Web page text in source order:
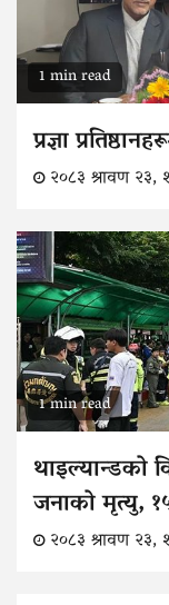
1 min read
प्रज्ञा
२०८३ श्रावण २३,
1 min read
थाइल्यान्डको
जनाको मृत्यु, १५
२०८३ श्रावण २३,